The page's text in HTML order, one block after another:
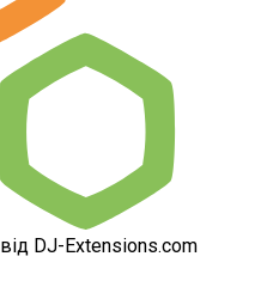
від DJ-Extensions.com